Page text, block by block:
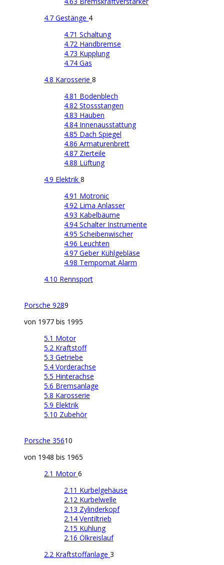
4.7 Gestänge 4
4.71 Schaltung
4.72 Handbremse
4.73 Kupplung
4.74 Gas
4.8 Karosserie 8
4.81 Bodenblech
4.82 Stossstangen
4.83 Hauben
4.84 Innenausstattung
4.85 Dach Spiegel
4.86 Armaturenbrett
4.87 Zierteile
4.88 Lüftung
4.9 Elektrik 8
4.91 Motronic
4.92 Lima Anlasser
4.93 Kabelbäume
4.94 Schalter Instrumente
4.95 Scheibenwischer
4.96 Leuchten
4.97 Geber Kühlgebläse
4.98 Tempomat Alarm
4.10 Rennsport
Porsche 9289
von 1977 bis 1995
5.1 Motor
5.2 Kraftstoff
5.3 Getriebe
5.4 Vorderachse
5.5 Hinterachse
5.6 Bremsanlage
5.8 Karosserie
5.9 Elektrik
5.10 Zubehör
Porsche 35610
von 1948 bis 1965
2.1 Motor6
2.11 Kurbelgehäuse
2.12 Kurbelwelle
2.13 Zylinderkopf
2.14 Ventiltrieb
2.15 Kühlung
2.16 Ölkreislauf
2.2 Kraftstoffanlage 3